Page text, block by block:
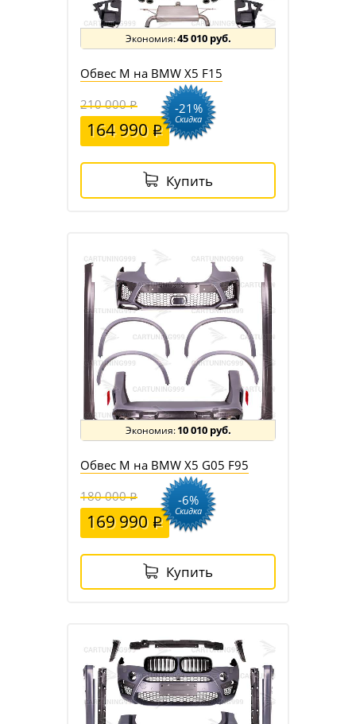
45 010 руб.
Обвес M на BMW X5 F15
210 000
164 990
-21%
Скидка
Купить
10 010 руб.
Обвес M на BMW X5 G05 F95
180 000
169 990
-6%
Скидка
Купить